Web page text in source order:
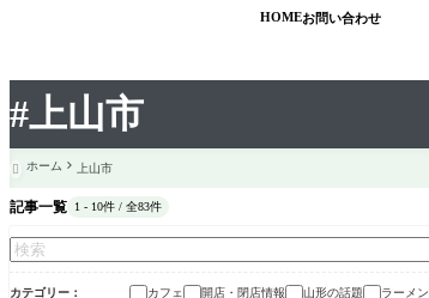
#上山市
HOMEお問い合わせ
 ホーム 上山市
記事一覧 1 - 10件 / 全83件
カテゴリー カフェ 開店・閉店情報 山形の話題 ラーメン